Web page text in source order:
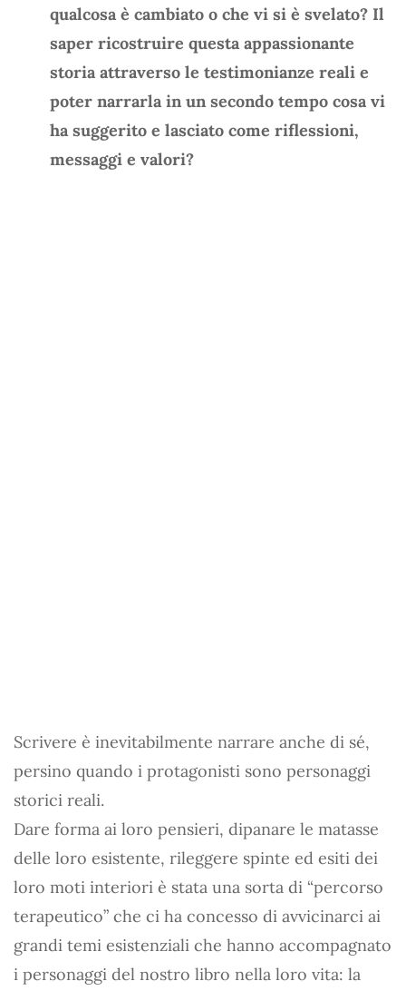
qualcosa è cambiato o che vi si è svelato? Il
saper ricostruire questa appassionante
storia attraverso le testimonianze reali e
poter narrarla in un secondo tempo cosa vi
ha suggerito e lasciato come riflessioni,
messaggi e valori?
Scrivere è inevitabilmente narrare anche di sé,
persino quando i protagonisti sono personaggi
storici reali.
Dare forma ai loro pensieri, dipanare le matasse
delle loro esistente, rileggere spinte ed esiti dei
loro moti interiori è stata una sorta di “percorso
terapeutico” che ci ha concesso di avvicinarci ai
grandi temi esistenziali che hanno accompagnato
i personaggi del nostro libro nella loro vita: la